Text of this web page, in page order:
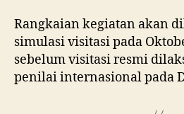
Rangkaian kegiatan akan
simulasi visitasi pada
sebelum visitasi resmi
penilai internasional pada